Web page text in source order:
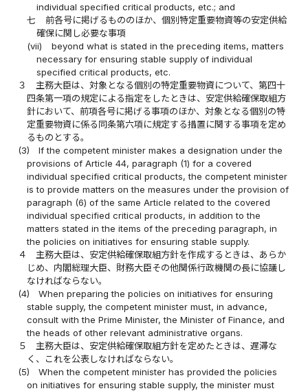
individual specified critical products, etc.; and
七
前各号に掲げるもののほか、個別特定重要物資等の安定供給
確保に関し必要な事項
(vii)
beyond what is stated in the preceding items, matters
necessary for ensuring stable supply of individual
specified critical products, etc.
３
主務大臣は、対象となる個別の特定重要物資について、第四十
四条第一項の規定による指定をしたときは、安定供給確保取組方
針において、前項各号に掲げる事項のほか、対象となる個別の特
定重要物資に係る同条第六項に規定する措置に関する事項を定め
るものとする。
(3)
If the competent minister makes a designation under the
provisions of Article 44, paragraph (1) for a covered
individual specified critical products, the competent minister
is to provide matters on the measures under the provision of
paragraph (6) of the same Article related to the covered
individual specified critical products, in addition to the
matters stated in the items of the preceding paragraph, in
the policies on initiatives for ensuring stable supply.
４
主務大臣は、安定供給確保取組方針を作成するときは、あらか
じめ、内閣総理大臣、財務大臣その他関係行政機関の長に協議し
なければならない。
(4)
When preparing the policies on initiatives for ensuring
stable supply, the competent minister must, in advance,
consult with the Prime Minister, the Minister of Finance, and
the heads of other relevant administrative organs.
５
主務大臣は、安定供給確保取組方針を定めたときは、遅滞な
く、これを公表しなければならない。
(5)
When the competent minister has provided the policies
on initiatives for ensuring stable supply, the minister must